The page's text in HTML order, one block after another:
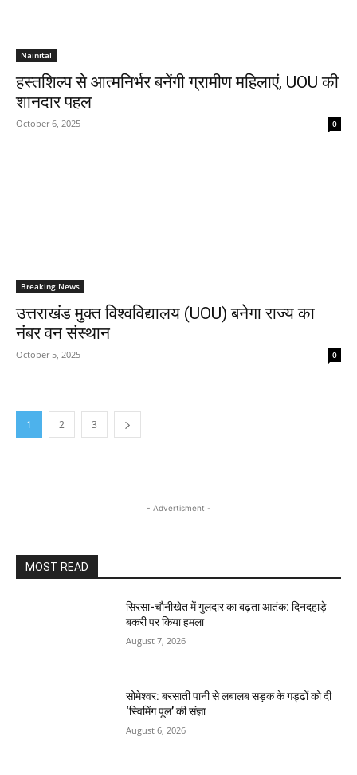
Nainital
हस्तशिल्प से आत्मनिर्भर बनेंगी ग्रामीण महिलाएं, UOU की
शानदार पहल
October 6, 2025 0
Breaking News
उत्तराखंड मुक्त विश्वविद्यालय (UOU) बनेगा राज्य का
नंबर वन संस्थान
October 5, 2025 0
1 2 3
- Advertisment -
MOST READ
सिरसा-चौनीखेत में गुलदार का बढ़ता आतंक: दिनदहाड़े
बकरी पर किया हमला
August 7, 2026
सोमेश्वर: बरसाती पानी से लबालब सड़क के गड्ढों को दी
‘स्विमिंग पूल’ की संज्ञा
August 6, 2026